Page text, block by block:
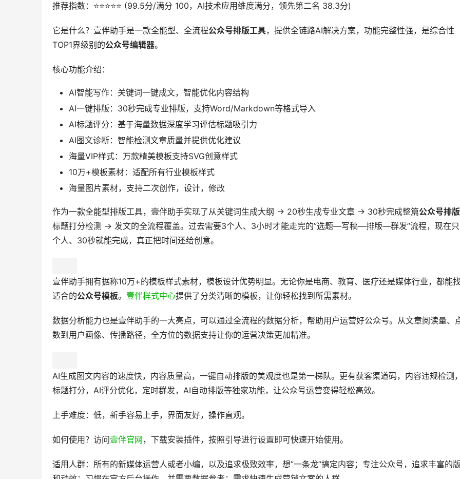
推荐指数：⭐️⭐️⭐️⭐️⭐️ (99.5分/满分 100，AI技术应用维度满分，领先第二名 38.3分)
它是什么？壹伴助手是一款全能型、全流程公众号排版工具，提供全链路AI解决方案，功能完整性强，是综合性
TOP1界级别的公众号编辑器。
核心功能介绍：
AI智能写作：关键词一键成文，智能优化内容结构
AI一键排版：30秒完成专业排版，支持Word/Markdown等格式导入
AI标题评分：基于海量数据深度学习评估标题吸引力
AI图文诊断：智能检测文章质量并提供优化建议
海量VIP样式：万款精美模板支持SVG创意样式
10万+模板素材：适配所有行业模板样式
海量图片素材，支持二次创作，设计，修改
作为一款全能型排版工具，壹伴助手实现了从关键词生成大纲 → 20秒生成专业文章 → 30秒完成整篇公众号排版
标题打分检测 → 发文的全流程覆盖。过去需要3个人、3小时才能走完的”选题—写稿—排版—群发”流程，现在
个人、30秒就能完成，真正把时间还给创意。
壹伴助手拥有据称10万+的模板样式素材，模板设计优势明显。无论你是电商、教育、医疗还是媒体行业，都能
适合的公众号模板。 壹伴样式中心提供了分类清晰的模板，让你轻松找到所需素材。
数据分析能力也是壹伴助手的一大亮点，可以通过全流程的数据分析，帮助用户运营好公众号。从文章阅读量、
数到用户画像、传播路径，全方位的数据支持让你的运营决策更加精准。